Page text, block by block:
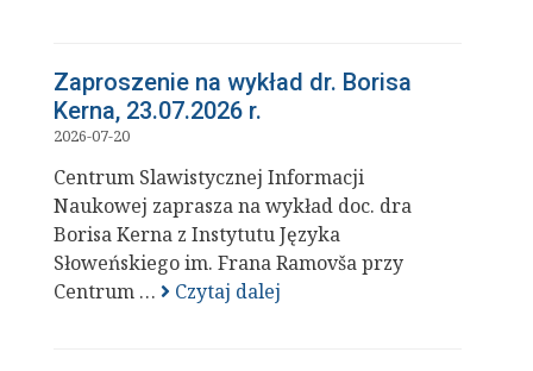
Zaproszenie na wykład dr. Borisa
Kerna, 23.07.2026 r.
2026-07-20
Centrum Slawistycznej Informacji
Naukowej zaprasza na wykład doc. dra
Borisa Kerna z Instytutu Języka
Słoweńskiego im. Frana Ramovša przy
Centrum …
Czytaj dalej